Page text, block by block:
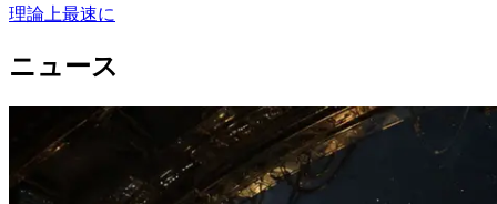
理論上最速に
ニュース